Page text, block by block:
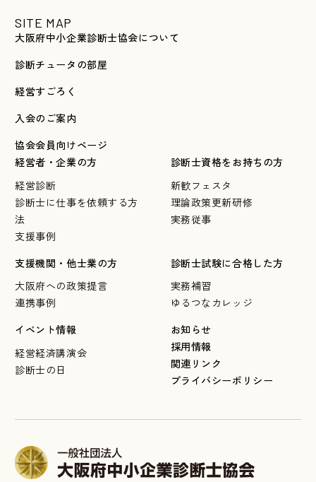
SITE MAP
大阪府中小企業診断士協会について
診断チュータの部屋
経営すごろく
入会のご案内
協会会員向けページ
経営者・企業の方
経営診断
診断士に仕事を依頼する方
法
支援事例
診断士資格をお持ちの方
新歓フェスタ
理論政策更新研修
実務従事
支援機関・他士業の方
大阪府への政策提言
連携事例
診断士試験に合格した方
実務補習
ゆるつなカレッジ
イベント情報
経営経済講演会
診断士の日
お知らせ
採用情報
関連リンク
プライバシーポリシー